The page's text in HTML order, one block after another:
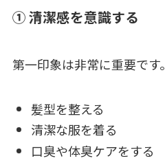
① 清潔感を意識する
第一印象は非常に重要です。
髪型を整える
清潔な服を着る
口臭や体臭ケアをする